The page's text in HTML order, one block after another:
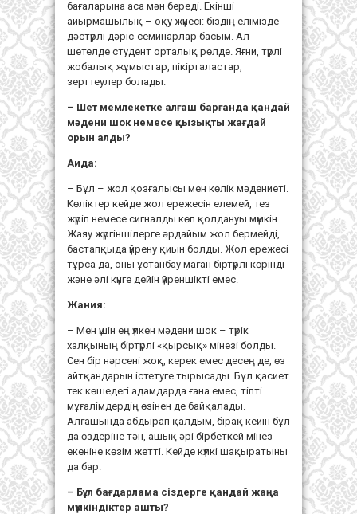
бағаларына аса мән береді. Екінші
айырмашылық – оқу жүйесі: біздің елімізде
дәстүрлі дәріс-семинарлар басым. Ал
шетелде студент орталық рөлде. Яғни, түрлі
жобалық жұмыстар, пікірталастар,
зерттеулер болады.
– Шет мемлекетке алғаш барғанда қандай
мәдени шок немесе қызықты жағдай
орын алды?
Аида:
– Бұл – жол қозғалысы мен көлік мәдениеті.
Көліктер кейде жол ережесін елемей, тез
жүріп немесе сигналды көп қолдануы мүмкін.
Жаяу жүргіншілерге әрдайым жол бермейді,
бастапқыда үйрену қиын болды. Жол ережесі
тұрса да, оны ұстанбау маған біртүрлі көрінді
және әлі күнге дейін үйреншікті емес.
Жания:
– Мен үшін ең үлкен мәдени шок – түрік
халқының біртүрлі «қырсық» мінезі болды.
Сен бір нәрсені жоқ, керек емес десең де, өз
айтқандарын істетуге тырысады. Бұл қасиет
тек көшедегі адамдарда ғана емес, тіпті
мұғалімдердің өзінен де байқалады.
Алғашында абдырап қалдым, бірақ кейін бұл
да өздеріне тән, ашық әрі бірбеткей мінез
екеніне көзім жетті. Кейде күлкі шақыратыны
да бар.
– Бұл бағдарлама сіздерге қандай жаңа
мүмкіндіктер ашты?